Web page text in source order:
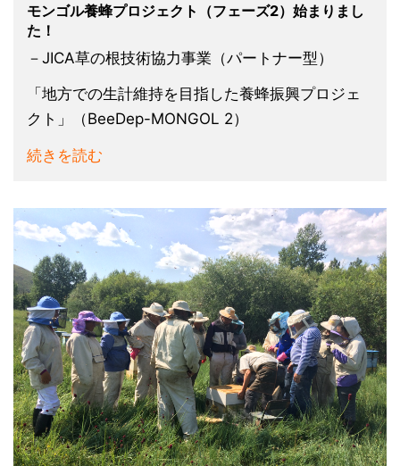
モンゴル養蜂プロジェクト（フェーズ2）始まりまし
た！
－JICA草の根技術協力事業（パートナー型）
「地方での生計維持を目指した養蜂振興プロジェ
クト」（BeeDep-MONGOL 2）
続きを読む